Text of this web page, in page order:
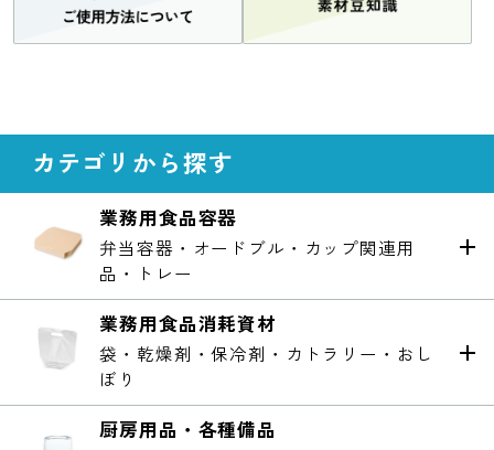
カテゴリから探す
業務用食品容器
弁当容器・オードブル・カップ関連用
品・トレー
業務用食品消耗資材
袋・乾燥剤・保冷剤・カトラリー・おし
ぼり
厨房用品・各種備品